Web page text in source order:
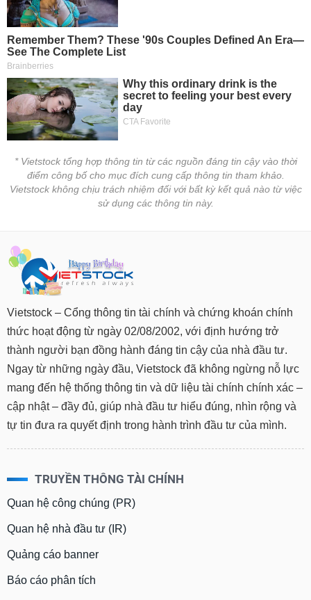
* Vietstock tổng hợp thông tin từ các nguồn đáng tin cậy vào thời
điểm công bố cho mục đích cung cấp thông tin tham khảo.
Vietstock không chịu trách nhiệm đối với bất kỳ kết quả nào từ việc
sử dụng các thông tin này.
Vietstock – Cổng thông tin tài chính và chứng khoán chính
thức hoạt động từ ngày 02/08/2002, với định hướng trở
thành người bạn đồng hành đáng tin cậy của nhà đầu tư.
Ngay từ những ngày đầu, Vietstock đã không ngừng nỗ lực
mang đến hệ thống thông tin và dữ liệu tài chính chính xác –
cập nhật – đầy đủ, giúp nhà đầu tư hiểu đúng, nhìn rộng và
tự tin đưa ra quyết định trong hành trình đầu tư của mình.
TRUYỀN THÔNG TÀI CHÍNH
Quan hệ công chúng (PR)
Quan hệ nhà đầu tư (IR)
Quảng cáo banner
Báo cáo phân tích
Tất cả Cổ phiếu
Lãnh
đạo
(-)
Tất cả Người nội bộ Người liên quan Cổ đông lớn
Tin
tức
Bài
(-)
Báo
cáo
phân
tích
Thuật
ngữ
(-)
Dịch
tạo